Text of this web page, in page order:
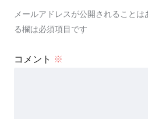
メールアドレスが公開されることは
る欄は必須項目です
コメント ※